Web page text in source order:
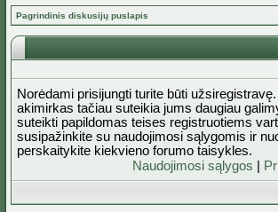
Pagrindinis diskusijų puslapis
Norėdami prisijungti turite būti
akimirkas tačiau suteikia jums daugiau
suteikti papildomas teises registruotiems
susipažinkite su naudojimosi sąlygomis ir
perskaitykite kiekvieno forumo taisykles.
Naudojimosi sąlygos